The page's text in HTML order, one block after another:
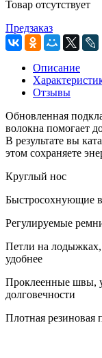
Товар отсутствует
Предзаказ
Описание
Отзывы
Обновленная
волокна помогает
В результате вы
этом сохраняете
Круглый нос
Быстросохнующие
Регулируемые
Петли на
удобнее
Проклеенные швы,
долговечности
Плотная резиновая